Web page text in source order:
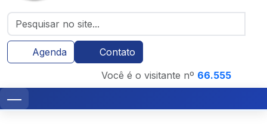
Agenda
Contato
Você é o visitante nº 66.555